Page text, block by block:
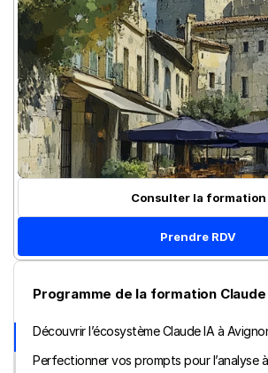
Programme de la formation Claude
Découvrir l’écosystème Claude IA à
Perfectionner vos prompts pour l’analyse
Consulter la formation
Prendre RDV